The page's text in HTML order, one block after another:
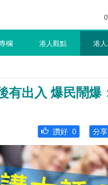
欄 港人觀點 港
有出入 爆民鬧爆
分享
讚好 0